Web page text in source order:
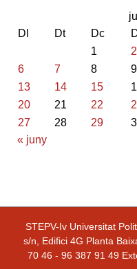
Dl
Dt Dc
1
2
6
7 8 9
13
14 15
20
21 22
27
28 29
« juny
STEPV-Iv Universitat
s/n, Edifici 4G Planta
70 46 - 96 387 91 49